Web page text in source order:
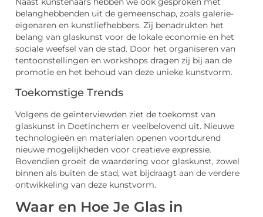
belanghebbenden uit de gemeenschap, zoals galerie-
eigenaren en kunstliefhebbers. Zij benadrukten het
belang van glaskunst voor de lokale economie en het
sociale weefsel van de stad. Door het organiseren van
tentoonstellingen en workshops dragen zij bij aan de
promotie en het behoud van deze unieke kunstvorm.
Toekomstige Trends
Volgens de geïnterviewden ziet de toekomst van
glaskunst in Doetinchem er veelbelovend uit. Nieuwe
technologieën en materialen openen voortdurend
nieuwe mogelijkheden voor creatieve expressie.
Bovendien groeit de waardering voor glaskunst, zowel
binnen als buiten de stad, wat bijdraagt aan de verdere
ontwikkeling van deze kunstvorm.
Waar en Hoe Je Glas in